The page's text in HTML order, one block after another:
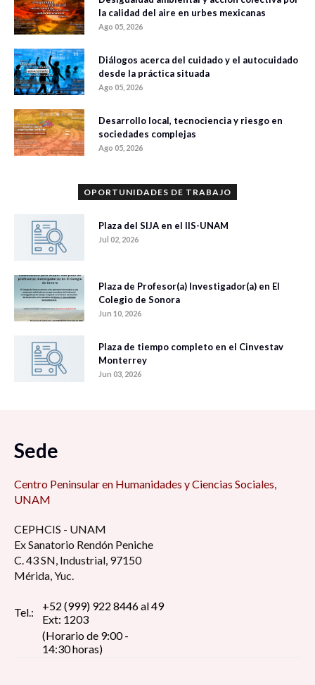
la calidad del aire en urbes mexicanas
Ago 05, 2026
Diálogos acerca del cuidado y el autocuidado
desde la práctica situada
Ago 05, 2026
Desarrollo local, tecnociencia y riesgo en
sociedades complejas
Ago 05, 2026
OPORTUNIDADES DE TRABAJO
Plaza del SIJA en el IIS-UNAM
Jul 02, 2026
Plaza de Profesor(a) Investigador(a) en El
Colegio de Sonora
Jun 10, 2026
Plaza de tiempo completo en el Cinvestav
Monterrey
Jun 03, 2026
Sede
Centro Peninsular en Humanidades y Ciencias Sociales,
UNAM
CEPHCIS - UNAM
Ex Sanatorio Rendón Peniche
C. 43 SN, Industrial, 97150
Mérida, Yuc.
Tel.:
+52 (999) 922 8446 al 49
Ext: 1203
(Horario de 9:00 -
14:30 horas)